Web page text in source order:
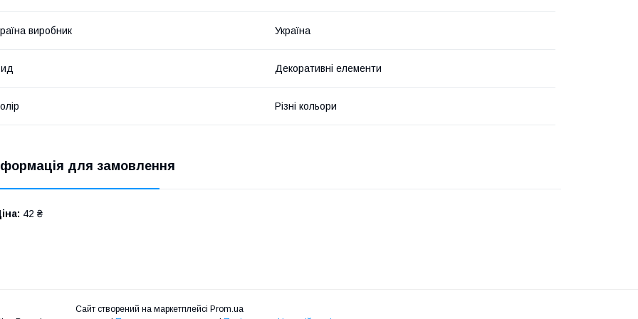
виробник Україна
Декоративні елементи
Різні кольори
для замовлення
42 ₴
Сайт створений на маркетплейсі Prom.ua